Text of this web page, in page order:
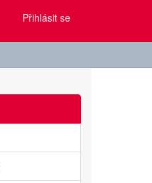
Přihlásit se